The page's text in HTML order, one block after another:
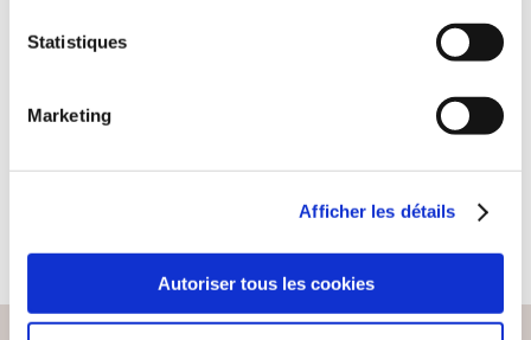
Statistiques
Marketing
Afficher les détails
Autoriser tous les cookies
Jonathan Welton Jenifer Leclaire
39€90